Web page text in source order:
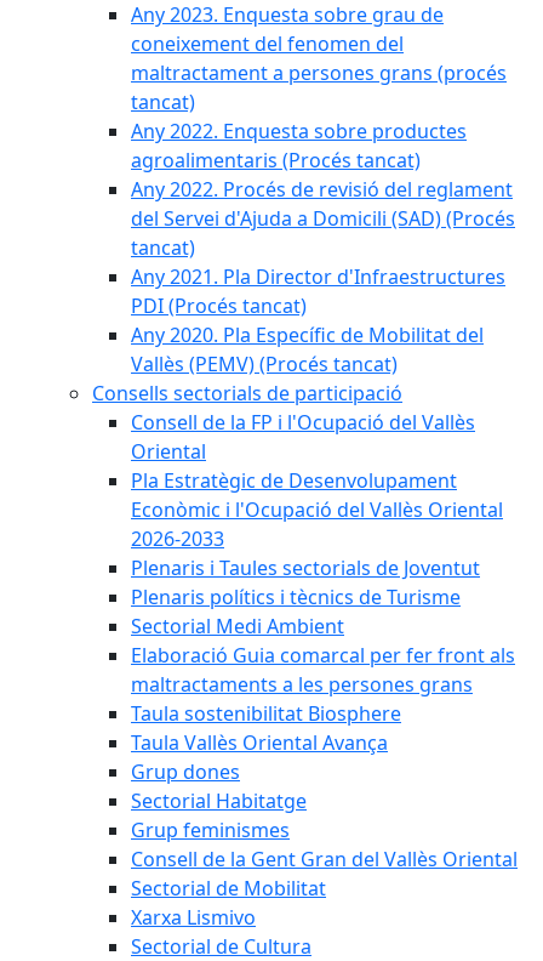
Any 2023. Enquesta sobre grau de
coneixement del fenomen del
maltractament a persones grans (procés
tancat)
Any 2022. Enquesta sobre productes
agroalimentaris (Procés tancat)
Any 2022. Procés de revisió del reglament
del Servei d'Ajuda a Domicili (SAD) (Procés
tancat)
Any 2021. Pla Director d'Infraestructures
PDI (Procés tancat)
Any 2020. Pla Específic de Mobilitat del
Vallès (PEMV) (Procés tancat)
Consells sectorials de participació
Consell de la FP i l'Ocupació del Vallès
Oriental
Pla Estratègic de Desenvolupament
Econòmic i l'Ocupació del Vallès Oriental
2026-2033
Plenaris i Taules sectorials de Joventut
Plenaris polítics i tècnics de Turisme
Sectorial Medi Ambient
Elaboració Guia comarcal per fer front als
maltractaments a les persones grans
Taula sostenibilitat Biosphere
Taula Vallès Oriental Avança
Grup dones
Sectorial Habitatge
Grup feminismes
Consell de la Gent Gran del Vallès Oriental
Sectorial de Mobilitat
Xarxa Lismivo
Sectorial de Cultura